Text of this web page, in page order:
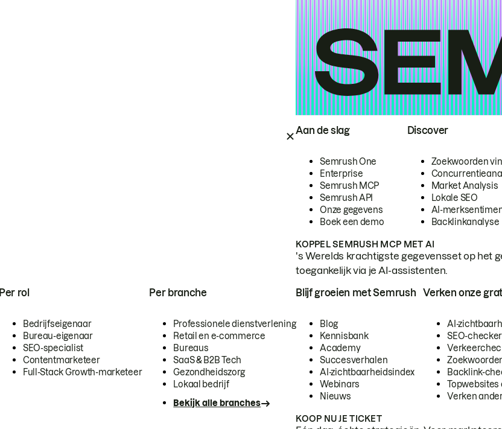
Aan de slag
Semrush One
Enterprise
Semrush MCP
Semrush API
Onze gegevens
Boek een demo
Discover
Zoekwoorden
Market Analysis
Lokale SEO
AI-
Backlinkanalyse
KOPPEL SEMRUSH MCP MET AI
's Werelds krachtigste gegevensset op het
toegankelijk via je AI-assistenten.
Per rol
Bedrijfseigenaar
Bureau-eigenaar
SEO-specialist
Contentmarketeer
Full-Stack Growth-marketeer
Per branche
Professionele dienstverlening
Retail en e-commerce
Bureaus
SaaS & B2B Tech
Gezondheidszorg
Lokaal bedrijf
Bekijk alle branches
Blijf groeien met Semrush
Blog
Kennisbank
Academy
Succesverhalen
AI-zichtbaarheidsindex
Webinars
Nieuws
Verken onze
AI-
SEO-checker
Backlink-
Topwebsites
Verken
KOOP NU JE TICKET